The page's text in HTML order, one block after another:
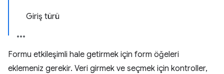
Giriş türü
Formu etkileşimli hale getirmek için form öğeleri
eklemeniz gerekir. Veri girmek ve seçmek için kontroller,